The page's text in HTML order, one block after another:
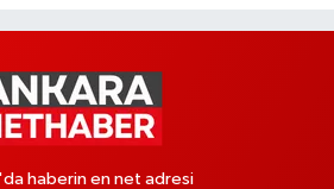
haberin en net adresi